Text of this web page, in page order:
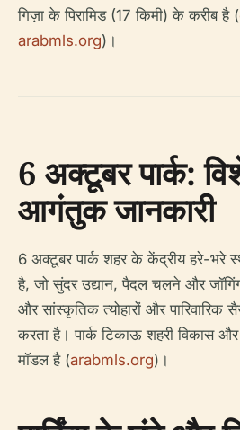
गिज़ा के पिरामिड (17 किमी) के करीब है (
arabmls.org)।
6 अक्टूबर पार्क:
आगंतुक जानकारी
6 अक्टूबर पार्क शहर के केंद्रीय हरे-भरे
है, जो सुंदर उद्यान, पैदल चलने और
और सांस्कृतिक त्योहारों और पारिवारिक
करता है। पार्क टिकाऊ शहरी विकास
मॉडल है (arabmls.org)।